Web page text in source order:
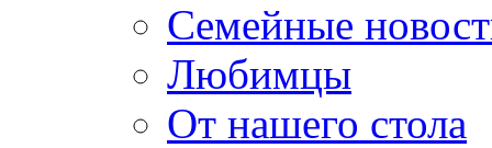
Семейные
Любимцы
От нашего стола